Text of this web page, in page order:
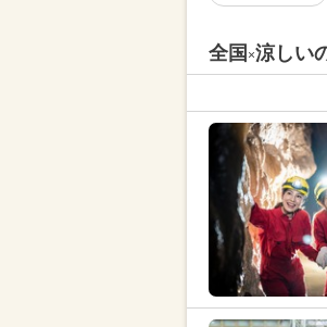
全国 ×涼しい